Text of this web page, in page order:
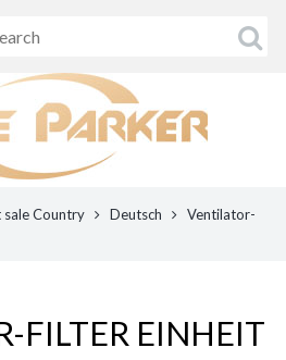
sale Country Deutsch
Ventilator-
FILTER EINHEIT